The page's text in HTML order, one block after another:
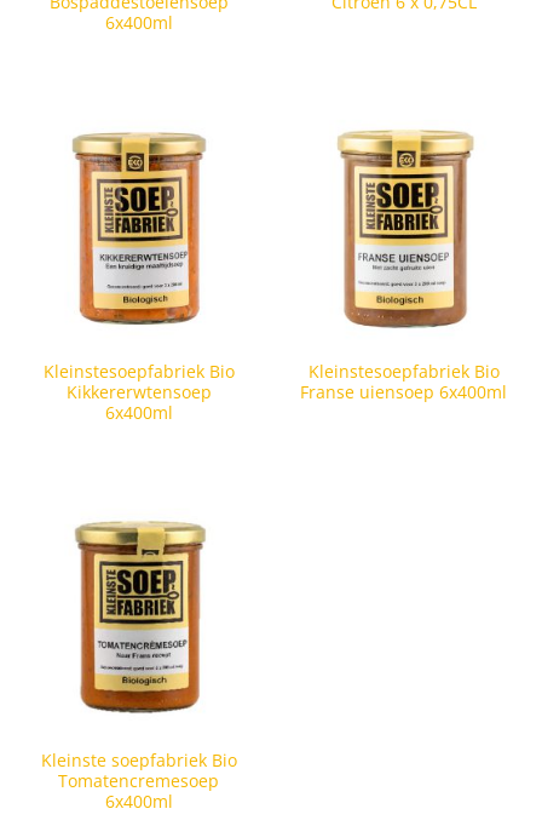
6x400ml
Kleinstesoepfabriek Bio
Kikkererwtensoep
6x400ml
Kleinstesoepfabriek Bio
Franse uiensoep 6x400ml
Kleinste soepfabriek Bio
Tomatencremesoep
6x400ml